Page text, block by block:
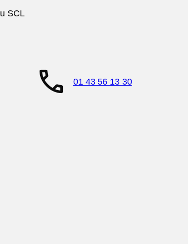
SCL
call 01 43 56 13 30